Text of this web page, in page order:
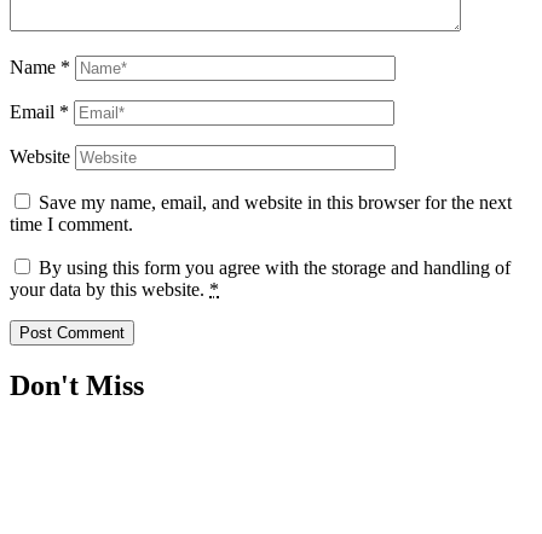
Name *
Email *
Website
Save my name, email, and website in this browser for the next
time I comment.
By using this form you agree with the storage and handling of
your data by this website. *
Don't Miss